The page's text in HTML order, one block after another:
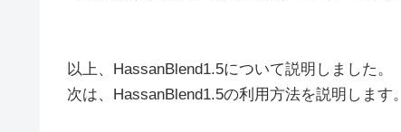
以上、HassanBlend1.5について説明しました。
次は、HassanBlend1.5の利用方法を説明します。